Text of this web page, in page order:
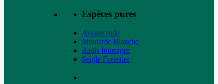
Espèces pures
Avoine rude
Moutarde Blanche
Radis fourrager
Seigle Forestier